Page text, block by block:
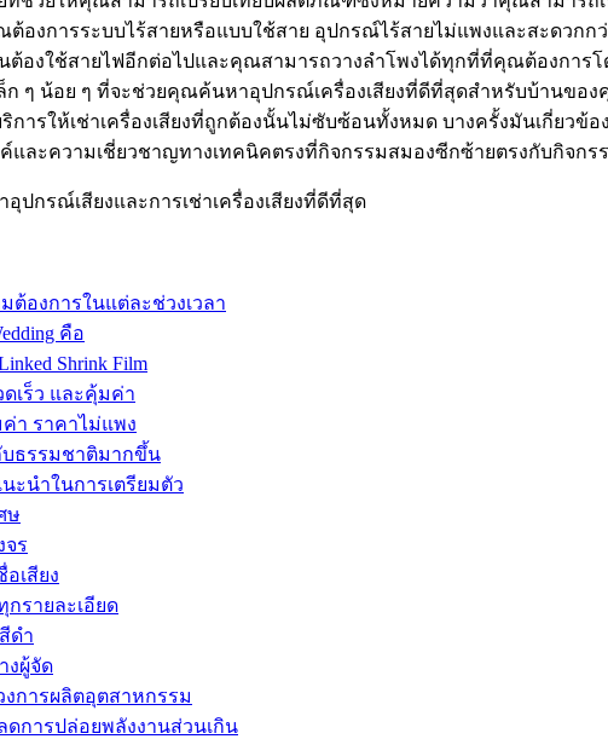
งการระบบไร้สายหรือแบบใช้สาย อุปกรณ์ไร้สายไม่แพงและสะดวกก
องใช้สายไฟอีกต่อไปและคุณสามารถวางลำโพงได้ทุกที่ที่คุณต้องการโ
ก ๆ น้อย ๆ ที่จะช่วยคุณค้นหาอุปกรณ์เครื่องเสียงที่ดีที่สุดสำหรับบ้านขอ
รให้เช่าเครื่องเสียงที่ถูกต้องนั้นไม่ซับซ้อนทั้งหมด บางครั้งมันเกี่ยวข้
และความเชี่ยวชาญทางเทคนิคตรงที่กิจกรรมสมองซีกซ้ายตรงกับกิจ
ปกรณ์เสียงและการเช่าเครื่องเสียงที่ดีที่สุด
องการในแต่ละช่วงเวลา
คือ
Shrink Film
เร็ว และคุ้มค่า
า ราคาไม่แพง
ธรรมชาติมากขึ้น
ะนำในการเตรียมตัว
ษ
จร
เสียง
กรายละเอียด
ดำ
งผู้จัด
การผลิตอุตสาหกรรม
การปล่อยพลังงานส่วนเกิน